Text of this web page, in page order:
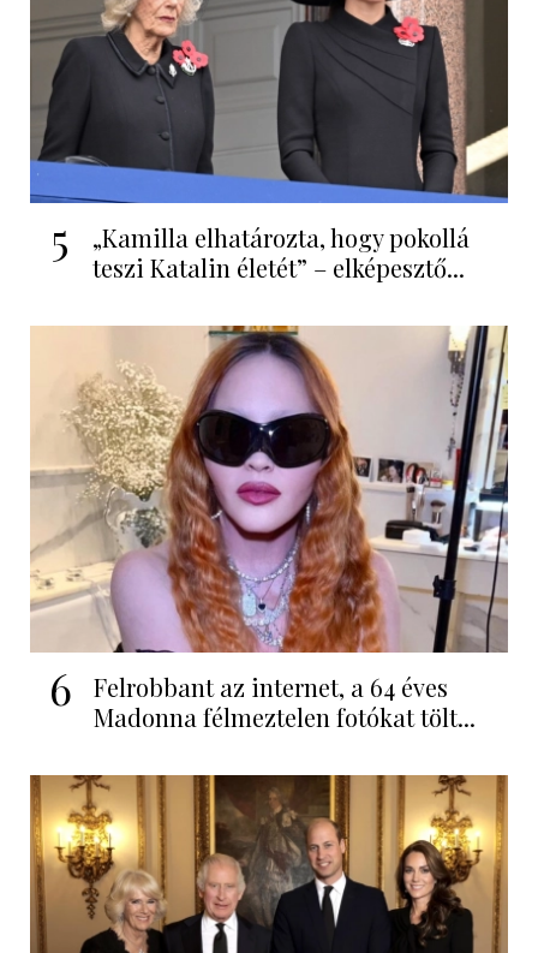
5
„Kamilla elhatározta, hogy pokollá
teszi Katalin életét” – elképesztő...
6
Felrobbant az internet, a 64 éves
Madonna félmeztelen fotókat tölt...